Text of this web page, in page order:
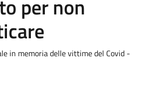
per non
in memoria delle vittime del Covid -